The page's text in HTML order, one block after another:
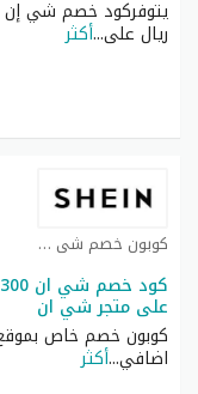
ريال على...أكثر
كوبون خصم شي ان كوبون
على متجر شي ان
كوبون خصم خاص
اضافي...أكثر